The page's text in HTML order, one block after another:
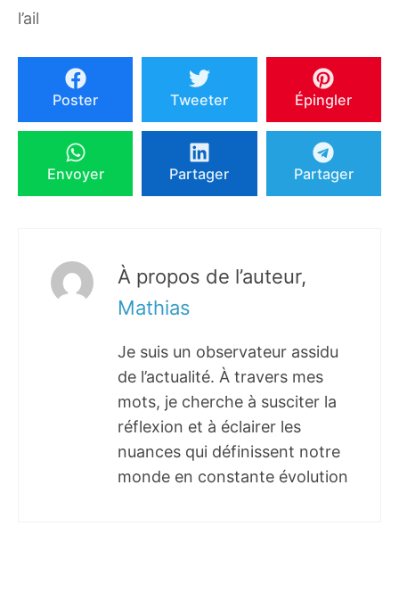
l’ail
Poster Tweeter Épingler
Envoyer Partager Partager
À propos de l’auteur,
Mathias
Je suis un observateur assidu
de l’actualité. À travers mes
mots, je cherche à susciter la
réflexion et à éclairer les
nuances qui définissent notre
monde en constante évolution